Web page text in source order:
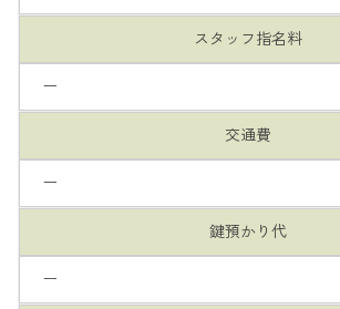
スタッフ指名料
ー
交通費
ー
鍵預かり代
ー